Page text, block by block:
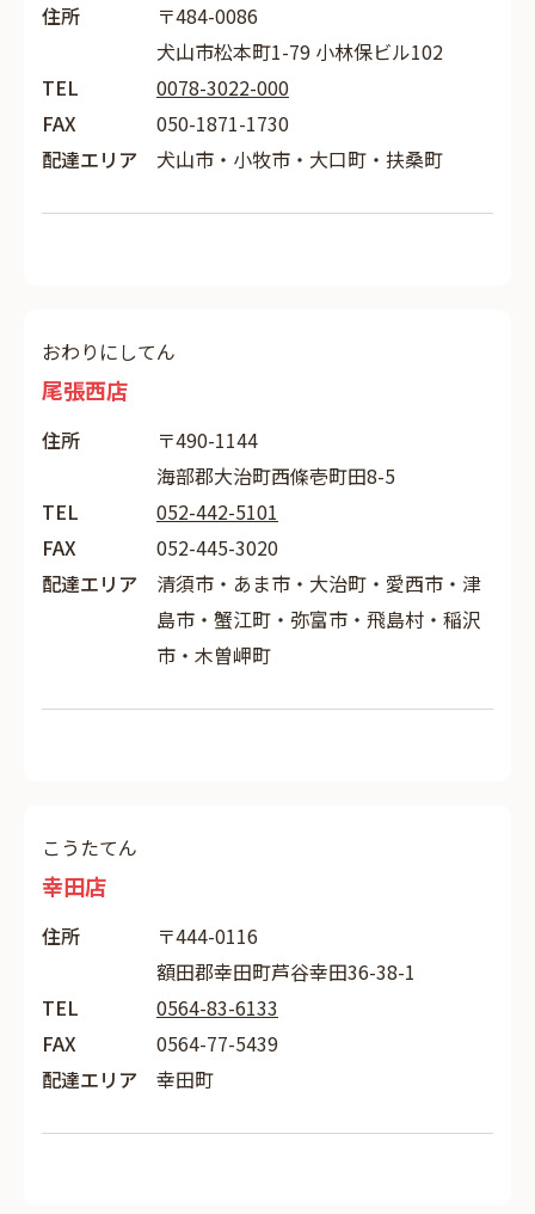
住所
〒484-0086
犬山市松本町1-79 小林保ビル102
TEL
0078-3022-000
FAX
050-1871-1730
配達エリア
犬山市・小牧市・大口町・扶桑町
おわりにしてん
尾張西店
住所
〒490-1144
海部郡大治町西條壱町田8-5
TEL
052-442-5101
FAX
052-445-3020
配達エリア
清須市・あま市・大治町・愛西市・津
島市・蟹江町・弥富市・飛島村・稲沢
市・木曽岬町
こうたてん
幸田店
住所
〒444-0116
額田郡幸田町芦谷幸田36-38-1
TEL
0564-83-6133
FAX
0564-77-5439
配達エリア
幸田町